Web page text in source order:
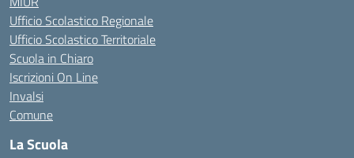
Ufficio Scolastico Regionale
Ufficio Scolastico Territoriale
Scuola in Chiaro
Iscrizioni On Line
Invalsi
Comune
La Scuola